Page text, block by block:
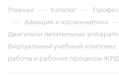
Главная — Каталог —
— Авиация и космонавтика
Двигатели летательных
Виртуальный учебный комплекс
работы и рабочие процессы